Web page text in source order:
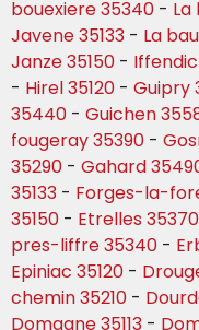
bouexiere 35340 -
Javene 35133 - La
Janze 35150 -
- Hirel 35120 - Guipry
35440 - Guichen
fougeray 35390 -
35290 - Gahard
35133 - Forges-la-
35150 - Etrelles 35370
pres-liffre 35340 -
Epiniac 35120 -
chemin 35210 -
Domagne 35113 -